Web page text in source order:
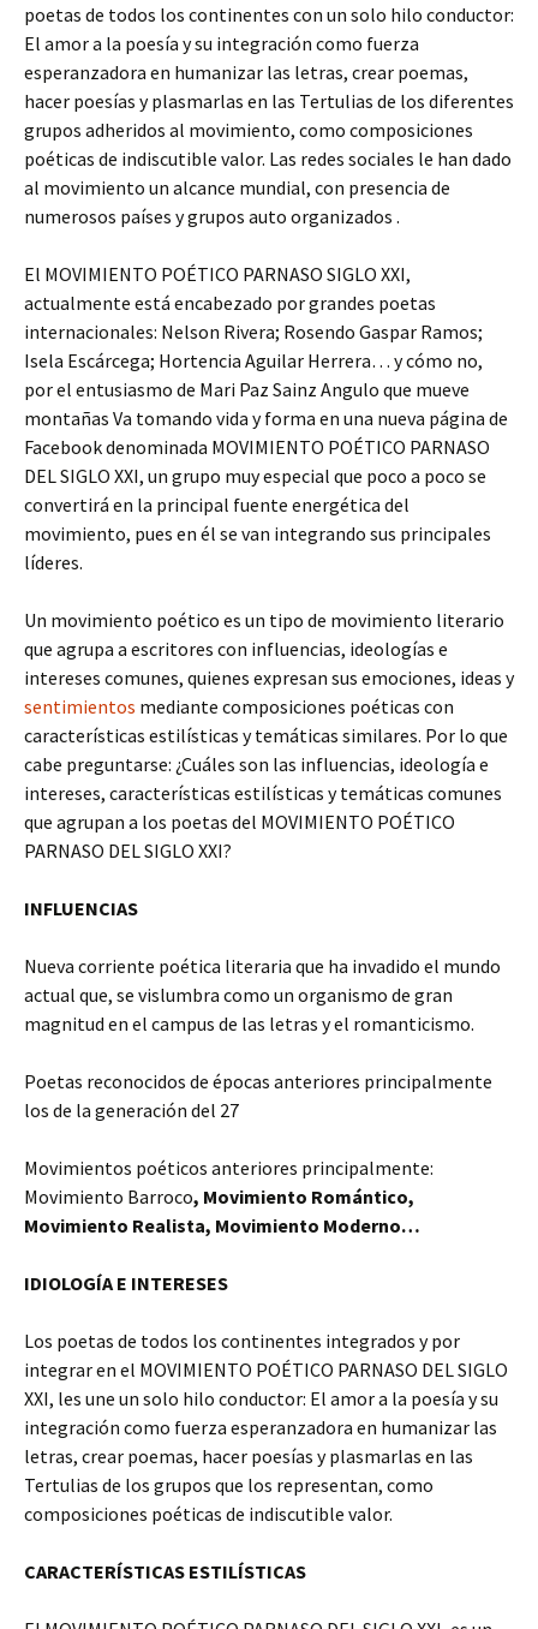
poetas de todos los continentes con un solo hilo conductor:
El amor a la poesía y su integración como fuerza
esperanzadora en humanizar las letras, crear poemas,
hacer poesías y plasmarlas en las Tertulias de los diferentes
grupos adheridos al movimiento, como composiciones
poéticas de indiscutible valor. Las redes sociales le han dado
al movimiento un alcance mundial, con presencia de
numerosos países y grupos auto organizados .
El MOVIMIENTO POÉTICO PARNASO SIGLO XXI,
actualmente está encabezado por grandes poetas
internacionales: Nelson Rivera; Rosendo Gaspar Ramos;
Isela Escárcega; Hortencia Aguilar Herrera… y cómo no,
por el entusiasmo de Mari Paz Sainz Angulo que mueve
montañas Va tomando vida y forma en una nueva página de
Facebook denominada MOVIMIENTO POÉTICO PARNASO
DEL SIGLO XXI, un grupo muy especial que poco a poco se
convertirá en la principal fuente energética del
movimiento, pues en él se van integrando sus principales
líderes.
Un movimiento poético es un tipo de movimiento literario
que agrupa a escritores con influencias, ideologías e
intereses comunes, quienes expresan sus emociones, ideas y
sentimientos mediante composiciones poéticas con
características estilísticas y temáticas similares. Por lo que
cabe preguntarse: ¿Cuáles son las influencias, ideología e
intereses, características estilísticas y temáticas comunes
que agrupan a los poetas del MOVIMIENTO POÉTICO
PARNASO DEL SIGLO XXI?
INFLUENCIAS
Nueva corriente poética literaria que ha invadido el mundo
actual que, se vislumbra como un organismo de gran
magnitud en el campus de las letras y el romanticismo.
Poetas reconocidos de épocas anteriores principalmente
los de la generación del 27
Movimientos poéticos anteriores principalmente:
Movimiento Barroco, Movimiento Romántico,
Movimiento Realista, Movimiento Moderno…
IDIOLOGÍA E INTERESES
Los poetas de todos los continentes integrados y por
integrar en el MOVIMIENTO POÉTICO PARNASO DEL SIGLO
XXI, les une un solo hilo conductor: El amor a la poesía y su
integración como fuerza esperanzadora en humanizar las
letras, crear poemas, hacer poesías y plasmarlas en las
Tertulias de los grupos que los representan, como
composiciones poéticas de indiscutible valor.
CARACTERÍSTICAS ESTILÍSTICAS